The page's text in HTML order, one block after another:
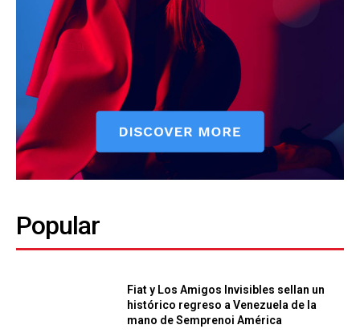
Popular
Fiat y Los Amigos Invisibles sellan un
histórico regreso a Venezuela de la
mano de Semprenoi América